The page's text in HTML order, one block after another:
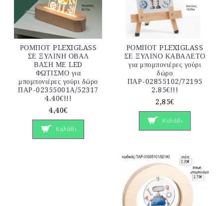
ΡΟΜΠΟΤ PLEXIGLASS
ΣΕ ΞΥΛΙΝΗ ΟΒΑΛ
ΒΑΣΗ ΜΕ LED
ΦΩΤΙΣΜΟ για
μπομπονιέρες γούρι δώρο
ΠΑΡ-02355001Α/52317
4.40€!!!
4,40€
Καλάθι
ΡΟΜΠΟΤ PLEXIGLASS
ΣΕ ΞΥΛΙΝΟ ΚΑΒΑΛΕΤΟ
για μπομπονιέρες γούρι
δώρο
ΠΑΡ-02855102/72195
2.85€!!!
2,85€
Καλάθι